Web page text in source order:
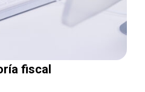
fiscal